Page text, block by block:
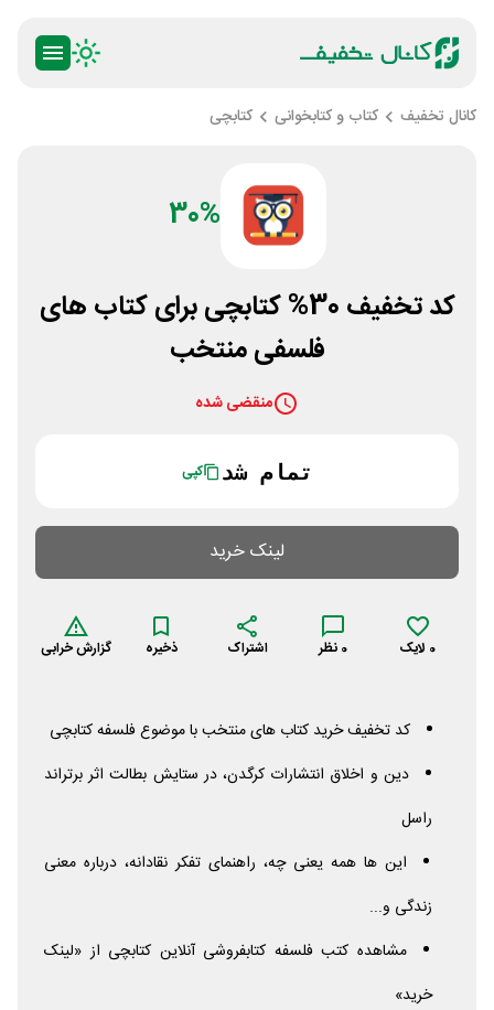
کانال تخفیف کتاب و کتابخوانی کتابچی
30%
کد تخفیف 30% کتابچی برای کتاب های
فلسفی منتخب
منقضی شده
تمام شد کپی
لینک خرید
0 لایک 0 نظر اشتراک ذخیره گزارش خرابی
کد تخفیف خرید کتاب های منتخب با موضوع فلسفه کتابچی
دین و اخلاق انتشارات کرگدن، در ستایش بطالت اثر برتراند
راسل
این ها همه یعنی چه، راهنمای تفکر نقادانه، درباره معنی
زندگی و...
مشاهده کتب فلسفه کتابفروشی آنلاین کتابچی از «لینک
خرید»